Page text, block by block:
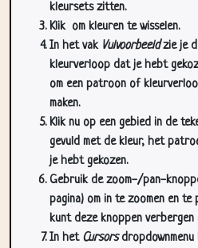
kleursets zitten.
Klik om kleuren te wisselen.
In het vak Vulvoorbeeldzie je
kleurverloop dat je hebt
om een patroon of
maken.
Klik nu op een gebied in de
gevuld met de kleur, het
je hebt gekozen.
Gebruik de zoom-/pan-
pagina) om in te zoomen en te
kunt deze knoppen
In het Cursorsdropdownmenu